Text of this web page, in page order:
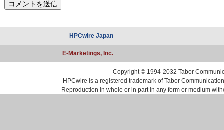
HPCwire Japan
E-Marketings, Inc.
Copyright © 1994-2032 Tabor
HPCwire is a registered trademark of Tabor
Reproduction in whole or in part in any form or medium